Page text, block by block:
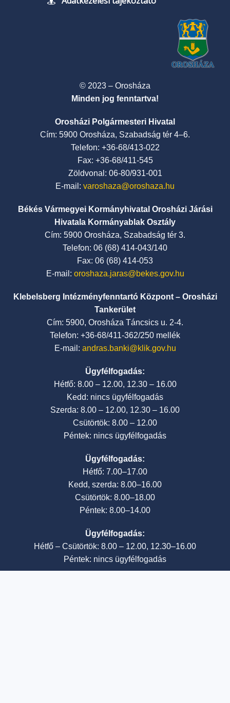
© 2023 – Orosháza
Minden jog fenntartva!
Orosházi Polgármesteri Hivatal
Cím: 5900 Orosháza, Szabadság tér 4–6.
Telefon: +36-68/413-022
Fax: +36-68/411-545
Zöldvonal: 06-80/931-001
E-mail: varoshaza@oroshaza.hu
Békés Vármegyei Kormányhivatal Orosházi Járási
Hivatala Kormányablak Osztály
Cím: 5900 Orosháza, Szabadság tér 3.
Telefon: 06 (68) 414-043/140
Fax: 06 (68) 414-053
E-mail: oroshaza.jaras@bekes.gov.hu
Klebelsberg Intézményfenntartó Központ – Orosházi
Tankerület
Cím: 5900, Orosháza Táncsics u. 2-4.
Telefon: +36-68/411-362/250 mellék
E-mail: andras.banki@klik.gov.hu
Ügyfélfogadás:
Hétfő: 8.00 – 12.00, 12.30 – 16.00
Kedd: nincs ügyfélfogadás
Szerda: 8.00 – 12.00, 12.30 – 16.00
Csütörtök: 8.00 – 12.00
Péntek: nincs ügyfélfogadás
Ügyfélfogadás:
Hétfő: 7.00–17.00
Kedd, szerda: 8.00–16.00
Csütörtök: 8.00–18.00
Péntek: 8.00–14.00
Ügyfélfogadás:
Hétfő – Csütörtök: 8.00 – 12.00, 12.30–16.00
Péntek: nincs ügyfélfogadás